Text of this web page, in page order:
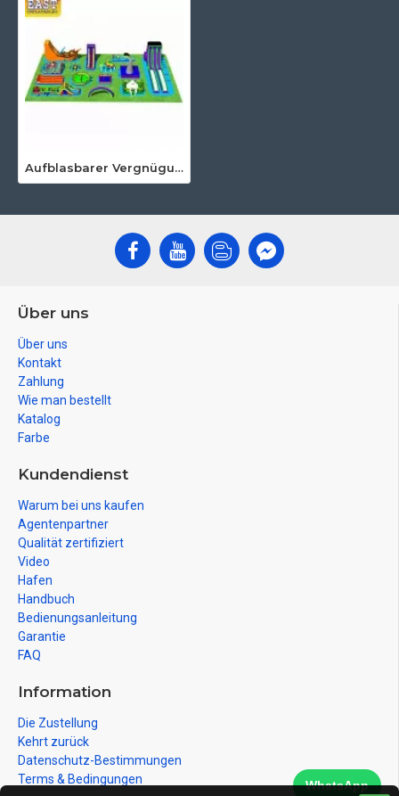
Aufblasbarer Vergnügungspark
Über uns
Über uns
Kontakt
Zahlung
Wie man bestellt
Katalog
Farbe
Kundendienst
Warum bei uns kaufen
Agentenpartner
Qualität zertifiziert
Video
Hafen
Handbuch
Bedienungsanleitung
Garantie
FAQ
Information
Die Zustellung
Kehrt zurück
Datenschutz-Bestimmungen
Terms & Bedingungen
WhatsApp